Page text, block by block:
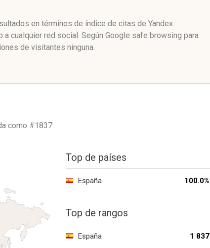
en términos de índice de citas de Yandex.
a cualquier red social. Según Google safe browsing para
de visitantes ninguna.
como #1837.
Top de países
España 100.0%
Top de rangos
España 1 837